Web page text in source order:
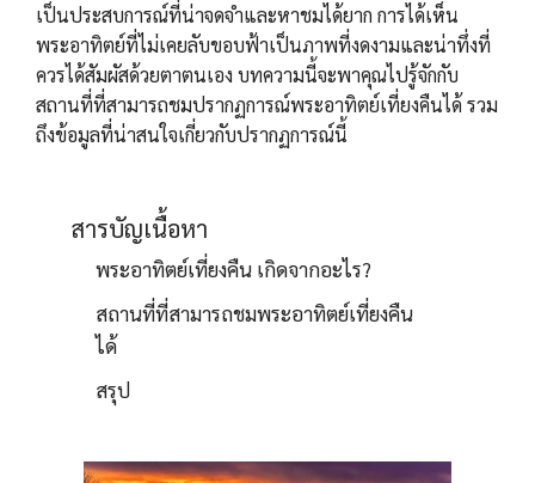
เป็นประสบการณ์ที่น่าจดจำและหาชมได้ยาก การได้เห็น
พระอาทิตย์ที่ไม่เคยลับขอบฟ้าเป็นภาพที่งดงามและน่าทึ่งที่
ควรได้สัมผัสด้วยตาตนเอง บทความนี้จะพาคุณไปรู้จักกับ
สถานที่ที่สามารถชมปรากฏการณ์พระอาทิตย์เที่ยงคืนได้ รวม
ถึงข้อมูลที่น่าสนใจเกี่ยวกับปรากฏการณ์นี้
สารบัญเนื้อหา
พระอาทิตย์เที่ยงคืน เกิดจากอะไร?
สถานที่ที่สามารถชมพระอาทิตย์เที่ยงคืน
ได้
สรุป